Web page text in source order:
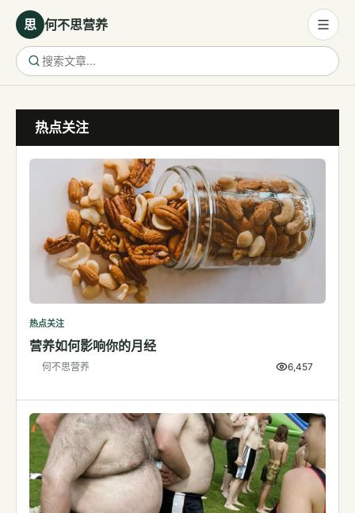
思 何不思营养
营养与饮食
保健食品
代谢健康
生殖健康
运动
睡眠
指标解读
体检与复查
医学百科
视频
热点关注
热点关注
营养如何影响你的月经
何不思营养 6,457